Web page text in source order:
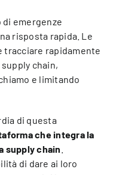
emergenze
risposta rapida. Le
tracciare rapidamente
chain,
e limitando
di questa
che integra la
supply chain
di dare ai loro